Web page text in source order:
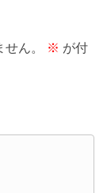
ん。 ※ が付